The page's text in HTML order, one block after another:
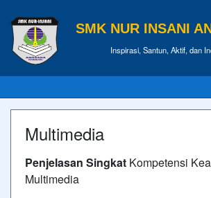
SMK NUR INSANI
Inspirasi, Santun, Aktif, dan
Multimedia
Penjelasan Singkat Kompetensi
Multimedia